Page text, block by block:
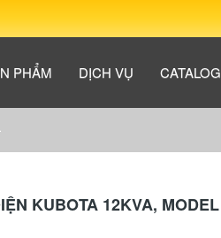
PHẨM DỊCH VỤ CATALOG
KUBOTA 12KVA, MODEL